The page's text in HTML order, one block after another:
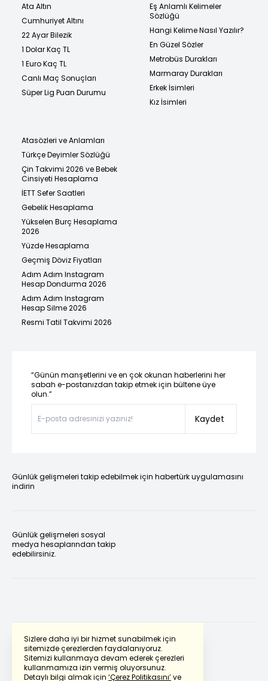
Sizlere daha iyi bir hizmet sunabilmek için
sitemizde çerezlerden faydalanıyoruz.
Sitemizi kullanmaya devam ederek çerezleri
kullanmamıza izin vermiş oluyorsunuz.
Detaylı bilgi almak için ‘Çerez Politikasını’ve
Ata Altın
Cumhuriyet Altını
22 Ayar Bilezik
1 Dolar Kaç TL
1 Euro Kaç TL
Canlı Maç Sonuçları
Süper Lig Puan Durumu
Eş Anlamlı Kelimeler
Sözlüğü
Hangi Kelime Nasıl Yazılır?
En Güzel Sözler
Metrobüs Durakları
Marmaray Durakları
Erkek İsimleri
Kız İsimleri
Atasözleri ve Anlamları
Türkçe Deyimler Sözlüğü
Çin Takvimi 2026 ve Bebek
Cinsiyeti Hesaplama
İETT Sefer Saatleri
Gebelik Hesaplama
Yükselen Burç Hesaplama
2026
Yüzde Hesaplama
Geçmiş Döviz Fiyatları
Adım Adım Instagram
Hesap Dondurma 2026
Adım Adım Instagram
Hesap Silme 2026
Resmi Tatil Takvimi 2026
“Günün manşetlerini ve en çok okunan haberlerini her
sabah e-postanızdan takip etmek için bültene üye
olun.”
Kaydet
Günlük gelişmeleri takip edebilmek için habertürk uygulamasını
indirin
Günlük gelişmeleri sosyal
medya hesaplarından takip
edebilirsiniz.
Powered by Translate